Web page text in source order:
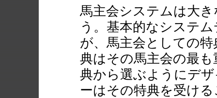
馬主会システムは大
う。基本的なシステ
が、馬主会としての
典はその馬主会の最
典から選ぶようにデ
ーはその特典を受け